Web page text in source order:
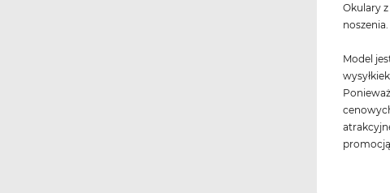
Okulary
Model